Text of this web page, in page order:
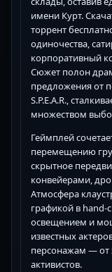
имени Курт.
торрент
одиночества,
корпоративный
Сюжет полон
предложения от
S.P.E.A.R.,
множеством
Геймплей
перемещению
скрытное
конвейерами,
Атмосфера
графикой в hand-
освещением и
известных
персонажам — от
активистов.